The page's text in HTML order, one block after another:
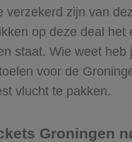
verzekerd zijn van
op deze deal het
staat. Wie weet heb
voor de
vlucht te pakken.
Groningen